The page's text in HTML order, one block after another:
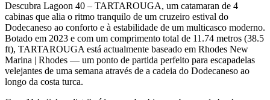
Descubra Lagoon 40 – TARTAROUGA, um catamaran de 4
cabinas que alia o ritmo tranquilo de um cruzeiro estival do
Dodecaneso ao conforto e à estabilidade de um multicasco moderno.
Botado em 2023 e com um comprimento total de 11.74 metros (38.5
ft), TARTAROUGA está actualmente baseado em Rhodes New
Marina | Rhodes — um ponto de partida perfeito para escapadelas
velejantes de uma semana através de a cadeia do Dodecaneso ao
longo da costa turca.